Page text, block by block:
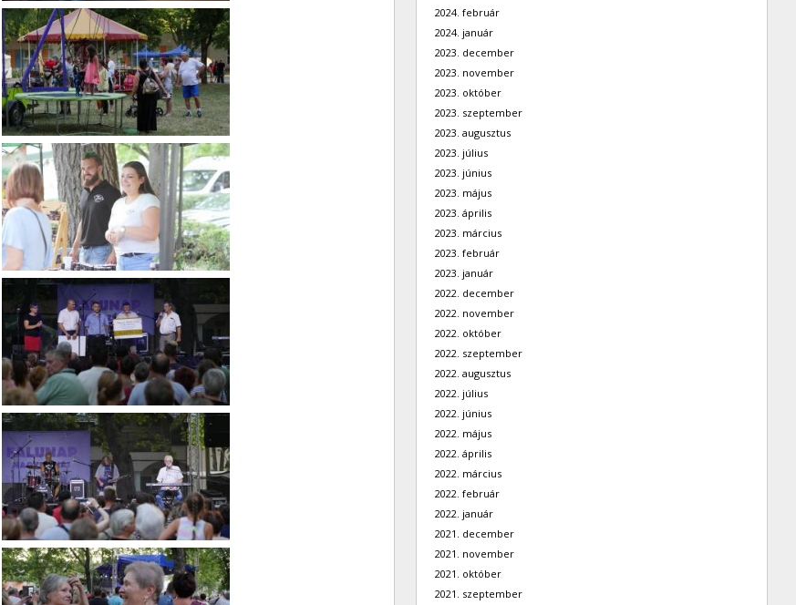
2024. február
2024. január
2023. december
2023. november
2023. október
2023. szeptember
2023. augusztus
2023. július
2023. június
2023. május
2023. április
2023. március
2023. február
2023. január
2022. december
2022. november
2022. október
2022. szeptember
2022. augusztus
2022. július
2022. június
2022. május
2022. április
2022. március
2022. február
2022. január
2021. december
2021. november
2021. október
2021. szeptember